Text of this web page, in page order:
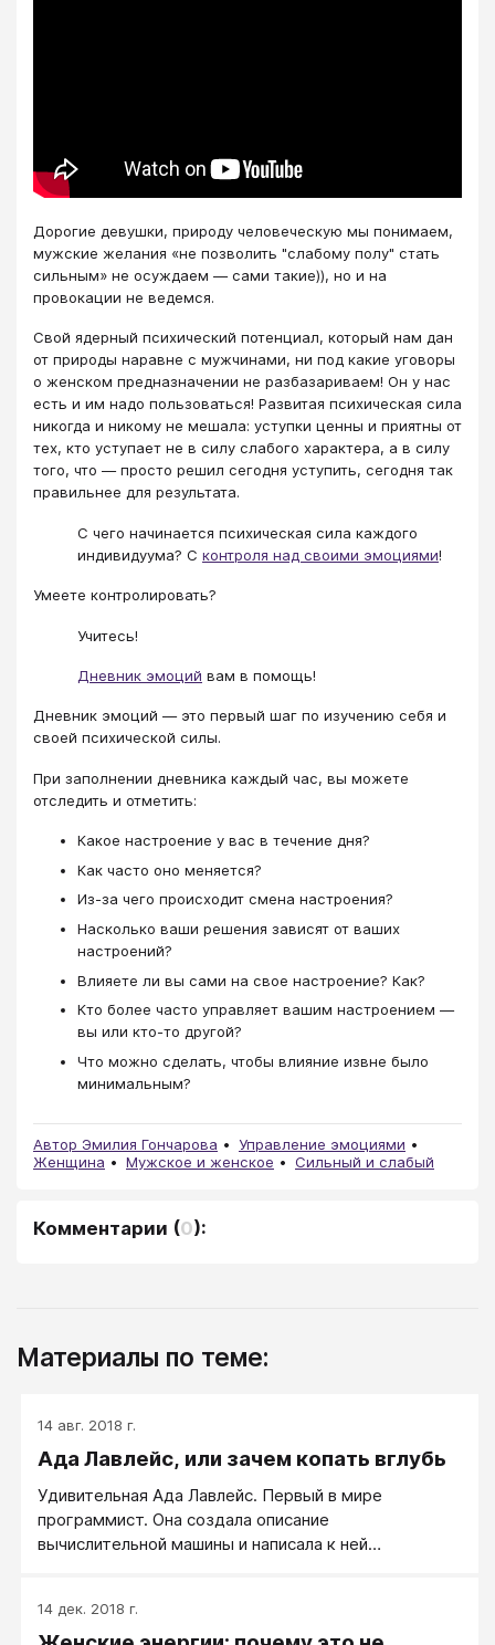
Дорогие девушки, природу человеческую мы понимаем,
мужские желания «не позволить "слабому полу" стать
сильным» не осуждаем — сами такие)), но и на
провокации не ведемся.
Свой ядерный психический потенциал, который нам дан
от природы наравне с мужчинами, ни под какие уговоры
о женском предназначении не разбазариваем! Он у нас
есть и им надо пользоваться! Развитая психическая сила
никогда и никому не мешала: уступки ценны и приятны от
тех, кто уступает не в силу слабого характера, а в силу
того, что — просто решил сегодня уступить, сегодня так
правильнее для результата.
С чего начинается психическая сила каждого
индивидуума? С контроля над своими эмоциями!
Умеете контролировать?
Учитесь!
Дневник эмоций вам в помощь!
Дневник эмоций — это первый шаг по изучению себя и
своей психической силы.
При заполнении дневника каждый час, вы можете
отследить и отметить:
Какое настроение у вас в течение дня?
Как часто оно меняется?
Из-за чего происходит смена настроения?
Насколько ваши решения зависят от ваших
настроений?
Влияете ли вы сами на свое настроение? Как?
Кто более часто управляет вашим настроением —
вы или кто-то другой?
Что можно сделать, чтобы влияние извне было
минимальным?
Автор Эмилия Гончарова
Управление эмоциями
Женщина
Мужское и женское Сильный и слабый
Комментарии (0):
Материалы по теме:
14 авг. 2018 г.
Ада Лавлейс, или зачем копать вглубь
Удивительная Ада Лавлейс. Первый в мире
программист. Она создала описание
вычислительной машины и написала к ней
уважаемые дамы, и тогда всё обязательно
14 дек. 2018 г.